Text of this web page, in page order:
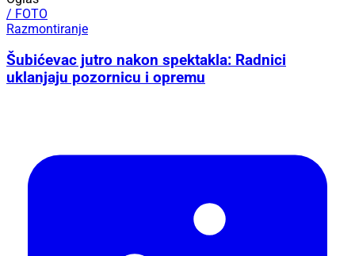
/ FOTO
Razmontiranje
Šubićevac jutro nakon spektakla: Radnici
uklanjaju pozornicu i opremu